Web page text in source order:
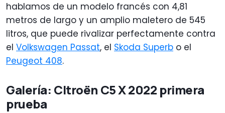
hablamos de un modelo francés con 4,81
metros de largo y un amplio maletero de 545
litros, que puede rivalizar perfectamente contra
el Volkswagen Passat, el Skoda Superb o el
Peugeot 408.
Galería: CItroën C5 X 2022 primera
prueba